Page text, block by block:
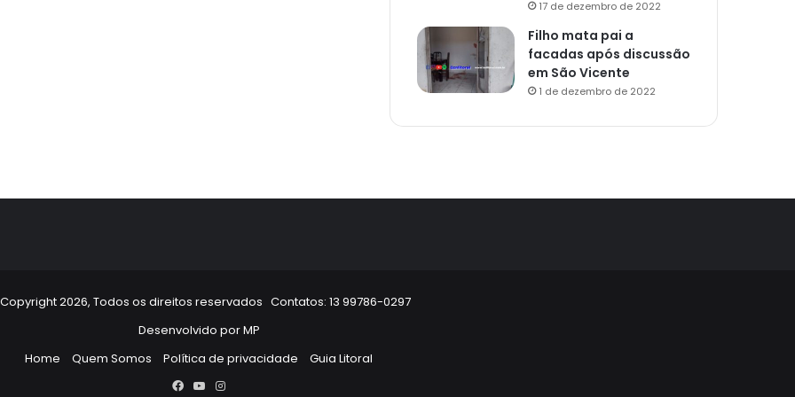
17 de dezembro de 2022
Filho mata pai a
facadas após discussão
em São Vicente
1 de dezembro de 2022
2026, Todos os direitos reservados Contatos: 13 99786-0297
Desenvolvido porMP
Home
Quem Somos Política de privacidade
Guia Litoral
Facebook
YouTubeInstagram